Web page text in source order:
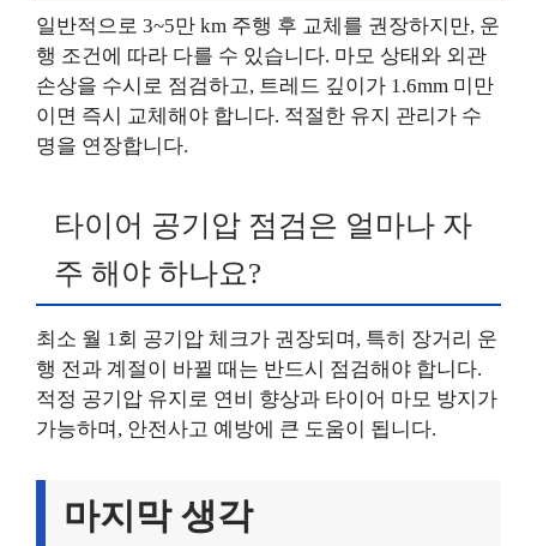
일반적으로 3~5만 km 주행 후 교체를 권장하지만, 운
행 조건에 따라 다를 수 있습니다. 마모 상태와 외관
손상을 수시로 점검하고, 트레드 깊이가 1.6mm 미만
이면 즉시 교체해야 합니다. 적절한 유지 관리가 수
명을 연장합니다.
타이어 공기압 점검은 얼마나 자
주 해야 하나요?
최소 월 1회 공기압 체크가 권장되며, 특히 장거리 운
행 전과 계절이 바뀔 때는 반드시 점검해야 합니다.
적정 공기압 유지로 연비 향상과 타이어 마모 방지가
가능하며, 안전사고 예방에 큰 도움이 됩니다.
마지막 생각